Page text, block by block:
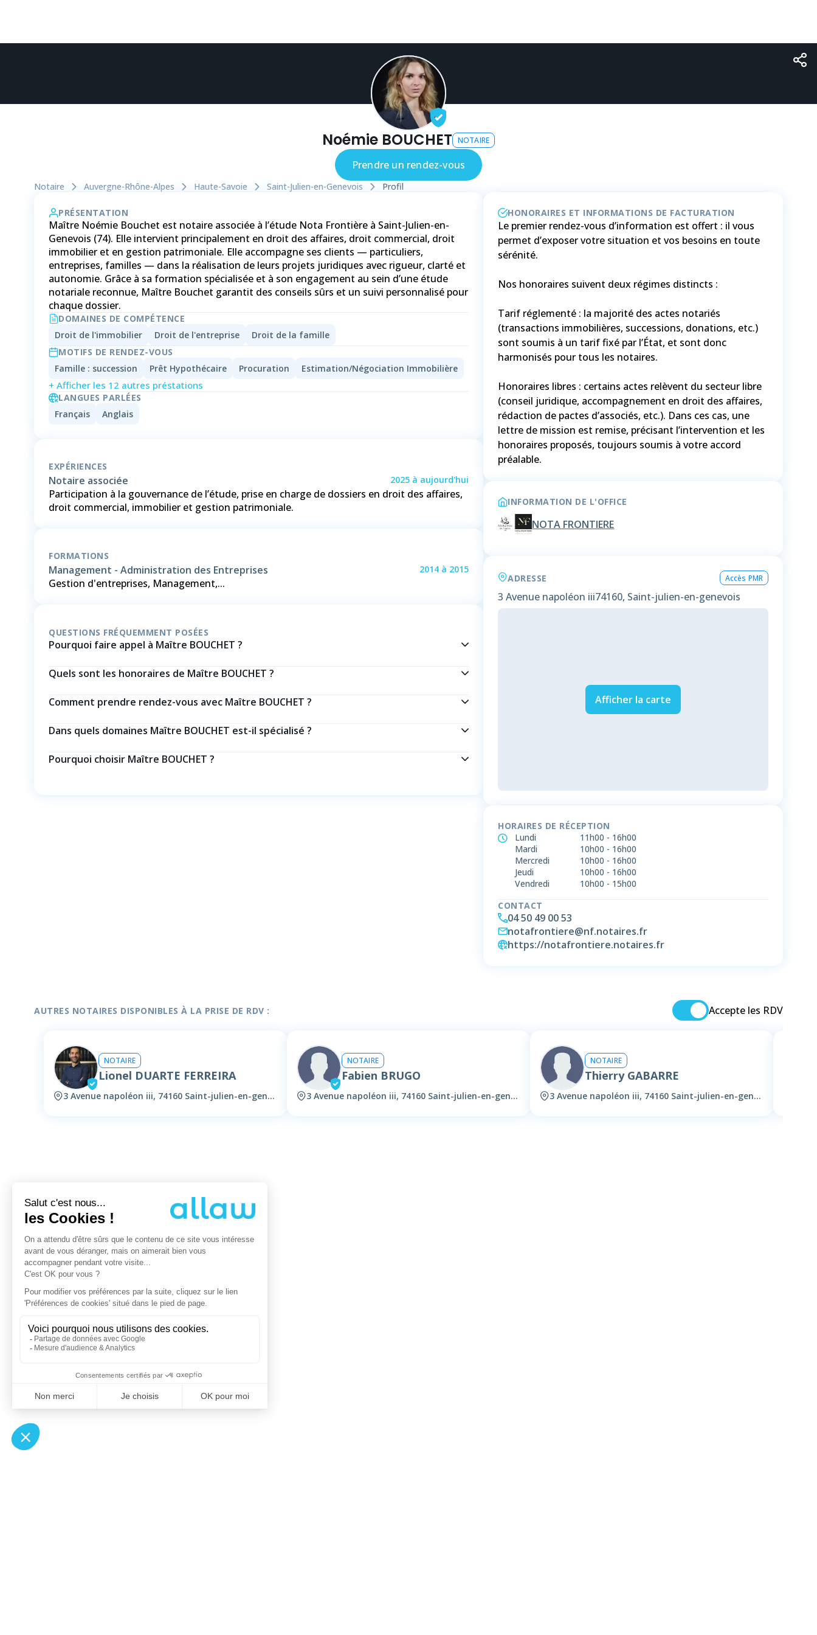
Noémie BOUCHET NOTAIRE
Prendre un rendez-vous
Notaire Auvergne-Rhône-Alpes Haute-Savoie Saint-Julien-en-Genevois Profil
PRÉSENTATION
Maître Noémie Bouchet est notaire associée à l’étude Nota Frontière à Saint-Julien-en-
Genevois (74). Elle intervient principalement en droit des affaires, droit commercial, droit
immobilier et en gestion patrimoniale. Elle accompagne ses clients — particuliers,
entreprises, familles — dans la réalisation de leurs projets juridiques avec rigueur, clarté et
autonomie. Grâce à sa formation spécialisée et à son engagement au sein d’une étude
notariale reconnue, Maître Bouchet garantit des conseils sûrs et un suivi personnalisé pour
chaque dossier.
DOMAINES DE COMPÉTENCE
Droit de l'immobilier
Droit de l'entreprise
Droit de la famille
MOTIFS DE RENDEZ-VOUS
Famille : succession
Prêt Hypothécaire Procuration Estimation/Négociation Immobilière
+ Afficher les 12 autres préstations
LANGUES PARLÉES
Français
Anglais
EXPÉRIENCES
Notaire associée 2025 à aujourd'hui
Participation à la gouvernance de l’étude, prise en charge de dossiers en droit des affaires,
droit commercial, immobilier et gestion patrimoniale.
FORMATIONS
Management - Administration des Entreprises 2014 à 2015
Gestion d'entreprises, Management,...
QUESTIONS FRÉQUEMMENT POSÉES
Pourquoi faire appel à Maître BOUCHET ?
Quels sont les honoraires de Maître BOUCHET ?
Comment prendre rendez-vous avec Maître BOUCHET ?
Dans quels domaines Maître BOUCHET est-il spécialisé ?
Pourquoi choisir Maître BOUCHET ?
HONORAIRES ET INFORMATIONS DE FACTURATION
Le premier rendez-vous d’information est offert : il vous
permet d’exposer votre situation et vos besoins en toute
sérénité.
Nos honoraires suivent deux régimes distincts :
Tarif réglementé : la majorité des actes notariés
(transactions immobilières, successions, donations, etc.)
sont soumis à un tarif fixé par l’État, et sont donc
harmonisés pour tous les notaires.
Honoraires libres : certains actes relèvent du secteur libre
(conseil juridique, accompagnement en droit des affaires,
rédaction de pactes d’associés, etc.). Dans ces cas, une
lettre de mission est remise, précisant l’intervention et les
honoraires proposés, toujours soumis à votre accord
préalable.
INFORMATION DE L'OFFICE
NOTA FRONTIERE
ADRESSE Accès PMR
3 Avenue napoléon iii74160, Saint-julien-en-genevois
Afficher la carte
HORAIRES DE RÉCEPTION
Lundi
11h00 - 16h00
Mardi
10h00 - 16h00
Mercredi
10h00 - 16h00
Jeudi
10h00 - 16h00
Vendredi
10h00 - 15h00
CONTACT
04 50 49 00 53
notafrontiere@nf.notaires.fr
https://notafrontiere.notaires.fr
AUTRES NOTAIRES DISPONIBLES À LA PRISE DE RDV : Accepte les RDV
NOTAIRE
Lionel DUARTE FERREIRA
3 Avenue napoléon iii, 74160 Saint-julien-en-genevois
NOTAIRE
Fabien BRUGO
3 Avenue napoléon iii, 74160 Saint-julien-en-genevois
NOTAIRE
Thierry GABARRE
3 Avenue napoléon iii, 74160 Saint-julien-en-genevois